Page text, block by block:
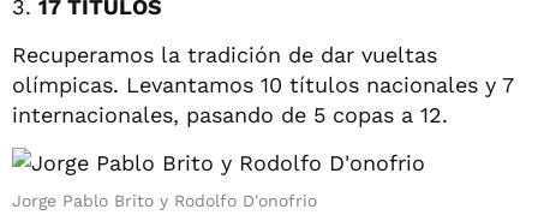
3. 17 TÍTULOS
Recuperamos la tradición de dar vueltas
olímpicas. Levantamos 10 títulos nacionales y 7
internacionales, pasando de 5 copas a 12.
Jorge Pablo Brito y Rodolfo D'onofrio